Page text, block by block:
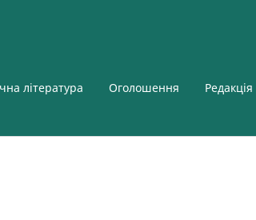
література Оголошення Редакція